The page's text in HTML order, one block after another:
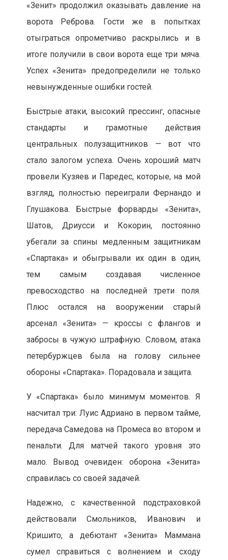
«Зенит» продолжил оказывать давление на
ворота Реброва. Гости же в попытках
отыграться опрометчиво раскрылись и в
итоге получили в свои ворота еще три мяча.
Успех «Зенита» предопределили не только
невынужденные ошибки гостей.
Быстрые атаки, высокий прессинг, опасные
стандарты и грамотные действия
центральных полузащитников — вот что
стало залогом успеха. Очень хороший матч
провели Кузяев и Паредес, которые, на мой
взгляд, полностью переиграли Фернандо и
Глушакова. Быстрые форварды «Зенита»,
Шатов, Дриусси и Кокорин, постоянно
убегали за спины медленным защитникам
«Спартака» и обыгрывали их один в один,
тем самым создавая численное
превосходство на последней трети поля.
Плюс остался на вооружении старый
арсенал «Зенита» — кроссы с флангов и
забросы в чужую штрафную. Словом, атака
петербуржцев была на голову сильнее
обороны «Спартака». Порадовала и защита.
У «Спартака» было минимум моментов. Я
насчитал три: Луис Адриано в первом тайме,
передача Самедова на Промеса во втором и
пенальти. Для матчей такого уровня это
мало. Вывод очевиден: оборона «Зенита»
справилась со своей задачей.
Надежно, с качественной подстраховкой
действовали Смольников, Иванович и
Кришито, а дебютант «Зенита» Маммана
сумел справиться с волнением и сходу